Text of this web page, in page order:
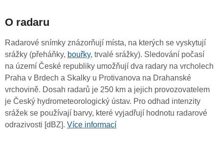
O radaru
Radarové snímky znázorňují místa, na kterých se vyskytují
srážky (přeháňky, bouřky, trvalé srážky). Sledování počasí
na území České republiky umožňují dva radary na vrcholech
Praha v Brdech a Skalky u Protivanova na Drahanské
vrchovině. Dosah radarů je 250 km a jejich provozovatelem
je Český hydrometeorologický ústav. Pro odhad intenzity
srážek se používají barvy, které vyjadřují hodnotu radarové
odrazivosti [dBZ]. Více informací